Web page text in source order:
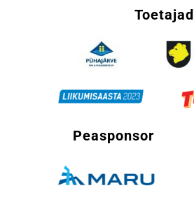
Toetajad
Peasponsor